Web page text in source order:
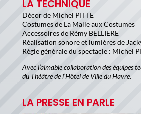
LA TECHNIQUE
Décor de Michel PITTE
Costumes de La Malle aux Costumes
Accessoires de Rémy BELLIERE
Réalisation sonore et lumières de
Régie générale du spectacle : Michel
Avec l’aimable collaboration des équipes
du Théâtre de l’Hôtel de Ville du Havre.
LA PRESSE EN PARLE